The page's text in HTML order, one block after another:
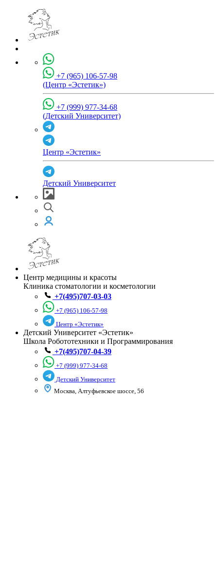
+7 (965) 106-57-98
(Центр «Эстетик»)
+7 (999) 977-34-68
(Детский Университет)
Центр «Эстетик»
Детский Университет
Центр медицины и красоты
Клиника стоматологии и косметологии
+7(495)707-03-03
+7 (965) 106-57-98
Центр «Эстетик»
Детский Университет «Эстетик»
Школа Робототехники и Программирования
+7(495)707-04-39
+7 (999) 977-34-68
Детский Университет
Москва, Алтуфьевское шоссе, 56